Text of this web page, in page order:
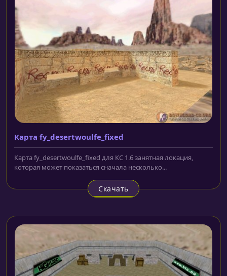
Карта fy_desertwoulfe_fixed
Карта fy_desertwoulfe_fixed для КС 1.6 занятная локация,
которая может показаться сначала несколько...
Скачать